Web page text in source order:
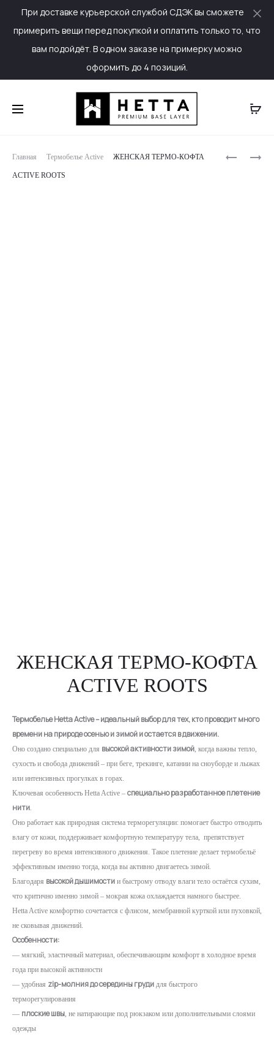
При доставке курьерской службой СДЭК вы сможете
примерить вещи перед покупкой и оплатить только то, что
вам подойдёт. В одном заказе на примерку можно
оформить до 4 позиций.
МУЖСКИЕ
ЖЕНСКИЕ
Главная Термобелье Active ЖЕНСКАЯ ТЕРМО-КОФТА
ACTIVE ROOTS
ЖЕНСКАЯ ТЕРМО-КОФТА
ACTIVE ROOTS
Термобелье Hetta Active – идеальный выбор для тех, кто проводит много
времени на природе осенью и зимой и остается в движении.
Оно создано специально для высокой активности зимой, когда важны тепло,
сухость и свобода движений – при беге, трекинге, катании на сноуборде и лыжах
или интенсивных прогулках в горах.
Ключевая особенность Hetta Active – специально разработанное плетение
нити.
Оно работает как природная система терморегуляции: помогает быстро отводить
влагу от кожи, поддерживает комфортную температуру тела, препятствует
перегреву во время интенсивного движения. Такое плетение делает термобельё
эффективным именно тогда, когда вы активно двигаетесь зимой.
Благодаря высокой дышимости и быстрому отводу влаги тело остаётся сухим,
что критично именно зимой – мокрая кожа охлаждается намного быстрее.
Hetta Active комфортно сочетается с флисом, мембранной курткой или пуховкой,
не сковывая движений.
Особенности:
— мягкий, эластичный материал, обеспечивающим комфорт в холодное время
года при высокой активности
— удобная zip-молния до середины груди для быстрого
терморегулирования
— плоские швы, не натирающие под рюкзаком или дополнительными слоями
одежды